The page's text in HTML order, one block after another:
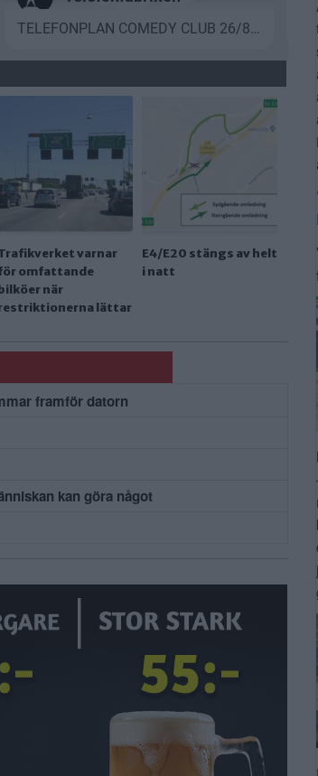
varnar
omfattande
när
lättar
E4/E20 stängs av helt
i natt
framför datorn
kan göra något